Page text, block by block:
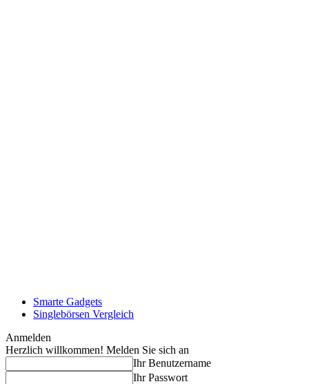
Smarte Gadgets
Singlebörsen Vergleich
Anmelden
Herzlich willkommen! Melden Sie sich an
Ihr Benutzername
Ihr Passwort